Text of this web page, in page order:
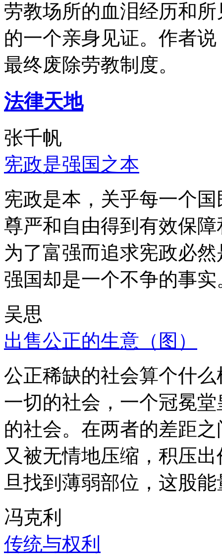
劳教场所的血泪经历和
的一个亲身见证。作者
最终废除劳教制度。
法律天地
张千帆
宪政是强国之本
宪政是本，关乎每一个
尊严和自由得到有效保
为了富强而追求宪政必
强国却是一个不争的事实
吴思
出售公正的生意（图）
公正稀缺的社会算个什
一切的社会，一个冠冕
的社会。在两者的差距
又被无情地压缩，积压
旦找到薄弱部位，这股
冯克利
传统与权利